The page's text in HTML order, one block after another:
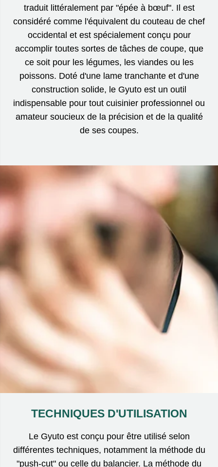
traduit littéralement par "épée à bœuf". Il est
considéré comme l'équivalent du couteau de chef
occidental et est spécialement conçu pour
accomplir toutes sortes de tâches de coupe, que
ce soit pour les légumes, les viandes ou les
poissons. Doté d'une lame tranchante et d'une
construction solide, le Gyuto est un outil
indispensable pour tout cuisinier professionnel ou
amateur soucieux de la précision et de la qualité
de ses coupes.
TECHNIQUES D'UTILISATION
Le Gyuto est conçu pour être utilisé selon
différentes techniques, notamment la méthode du
"push-cut" ou celle du balancier. La méthode du